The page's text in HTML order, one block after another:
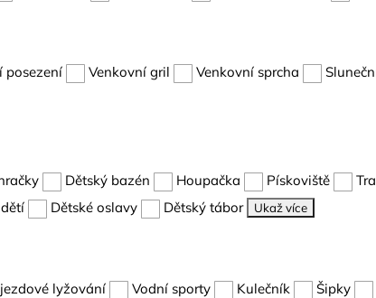
posezení Venkovní gril Venkovní sprcha
Dětský bazén Houpačka Pískoviště
Dětské oslavy Dětský tábor Ukaž více
lyžování Vodní sporty Kulečník Šipky